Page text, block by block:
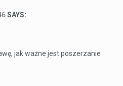
SAYS:
jak ważne jest poszerzanie